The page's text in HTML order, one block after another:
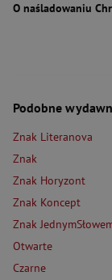
Podobne
Znak Literanova
Znak
Znak Horyzont
Znak Koncept
Znak
Otwarte
Czarne